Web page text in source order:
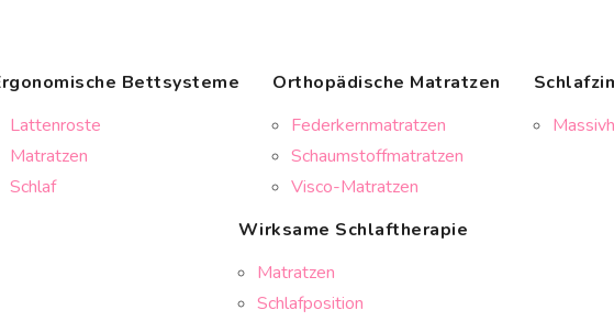
Bettsysteme
Lattenroste
Matratzen
Schlaf
Orthopädische Matratzen
Federkernmatratzen
Schaumstoffmatratzen
Visco-Matratzen
Wirksame Schlaftherapie
Matratzen
Schlafposition